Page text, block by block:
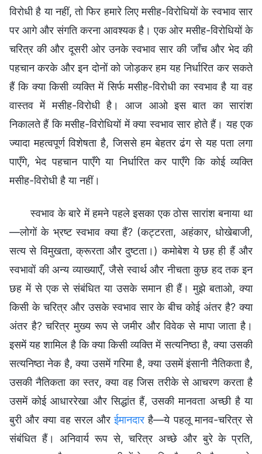
विरोधी है या नहीं, तो फिर हमारे लिए मसीह-विरोधियों के स्वभाव सार
पर आगे और संगति करना आवश्यक है। एक ओर मसीह-विरोधियों के
चरित्र की और दूसरी ओर उनके स्वभाव सार की जाँच और भेद की
पहचान करके और इन दोनों को जोड़कर हम यह निर्धारित कर सकते
हैं कि क्या किसी व्यक्ति में सिर्फ मसीह-विरोधी का स्वभाव है या वह
वास्तव में मसीह-विरोधी है। आज आओ इस बात का सारांश
निकालते हैं कि मसीह-विरोधियों में क्या स्वभाव सार होते हैं। यह एक
ज्यादा महत्वपूर्ण विशेषता है, जिससे हम बेहतर ढंग से यह पता लगा
पाएँगे, भेद पहचान पाएँगे या निर्धारित कर पाएँगे कि कोई व्यक्ति
मसीह-विरोधी है या नहीं।
स्वभाव के बारे में हमने पहले इसका एक ठोस सारांश बनाया था
—लोगों के भ्रष्ट स्वभाव क्या हैं? (कट्टरता, अहंकार, धोखेबाजी,
सत्य से विमुखता, क्रूरता और दुष्टता।) कमोबेश ये छह ही हैं और
स्वभावों की अन्य व्याख्याएँ, जैसे स्वार्थ और नीचता कुछ हद तक इन
छह में से एक से संबंधित या उसके समान ही हैं। मुझे बताओ, क्या
किसी के चरित्र और उसके स्वभाव सार के बीच कोई अंतर है? क्या
अंतर है? चरित्र मुख्य रूप से जमीर और विवेक से मापा जाता है।
इसमें यह शामिल है कि क्या किसी व्यक्ति में सत्यनिष्ठा है, क्या उसकी
सत्यनिष्ठा नेक है, क्या उसमें गरिमा है, क्या उसमें इंसानी नैतिकता है,
उसकी नैतिकता का स्तर, क्या वह जिस तरीके से आचरण करता है
उसमें कोई आधाररेखा और सिद्धांत हैं, उसकी मानवता अच्छी है या
बुरी और क्या वह सरल औरईमानदार है—ये पहलू मानव-चरित्र से
संबंधित हैं। अनिवार्य रूप से, चरित्र अच्छे और बुरे के प्रति,